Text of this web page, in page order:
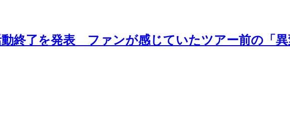
終了を発表 ファンが感じていたツアー前の「異